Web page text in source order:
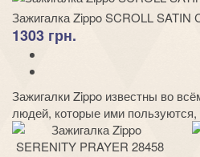
Зажигалка Zippo SCROLL SATIN
1303 грн.
Зажигалки Zippo известны во
людей, которые ими